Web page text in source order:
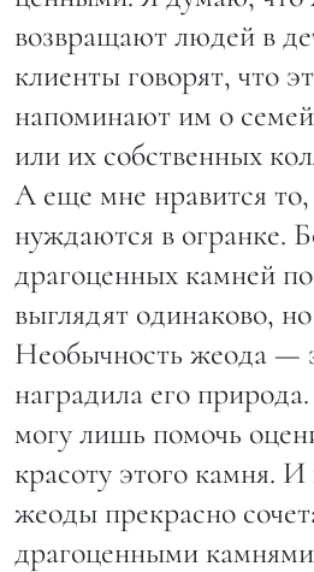
возвращают людей в
клиенты говорят, что
напоминают им о
или их собственных
А еще мне нравится то,
нуждаются в огранке.
драгоценных камней
выглядят одинаково,
Необычность жеода —
наградила его
могу лишь помочь
красоту этого камня.
жеоды прекрасно
драгоценными